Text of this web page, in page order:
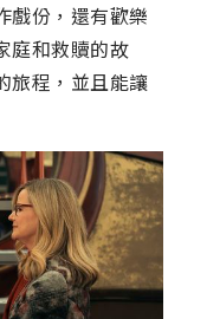
戲份，還有歡樂
庭和救贖的故
旅程，並且能讓